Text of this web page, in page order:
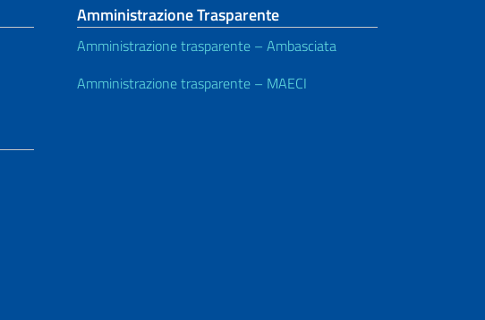
Amministrazione Trasparente
Amministrazione trasparente – Ambasciata
Amministrazione trasparente – MAECI